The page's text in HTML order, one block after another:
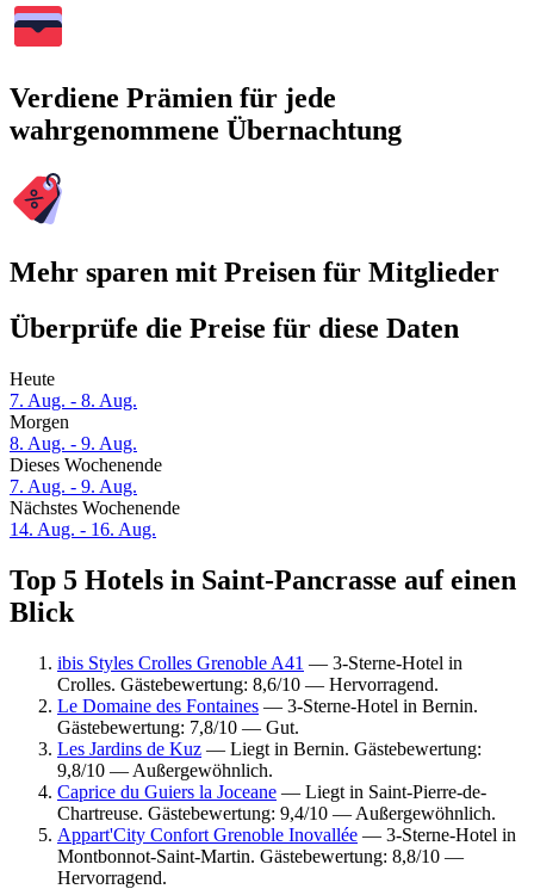
Verdiene Prämien für jede
wahrgenommene Übernachtung
Mehr sparen mit Preisen für Mitglieder
Überprüfe die Preise für diese Daten
Heute
7. Aug. - 8. Aug.
Morgen
8. Aug. - 9. Aug.
Dieses Wochenende
7. Aug. - 9. Aug.
Nächstes Wochenende
14. Aug. - 16. Aug.
Top 5 Hotels in Saint-Pancrasse auf einen
Blick
ibis Styles Crolles Grenoble A41 — 3-Sterne-Hotel in
Crolles. Gästebewertung: 8,6/10 — Hervorragend.
Le Domaine des Fontaines — 3-Sterne-Hotel in Bernin.
Gästebewertung: 7,8/10 — Gut.
Les Jardins de Kuz — Liegt in Bernin. Gästebewertung:
9,8/10 — Außergewöhnlich.
Caprice du Guiers la Joceane — Liegt in Saint-Pierre-de-
Chartreuse. Gästebewertung: 9,4/10 — Außergewöhnlich.
Appart'City Confort Grenoble Inovallée — 3-Sterne-Hotel in
Montbonnot-Saint-Martin. Gästebewertung: 8,8/10 —
Hervorragend.